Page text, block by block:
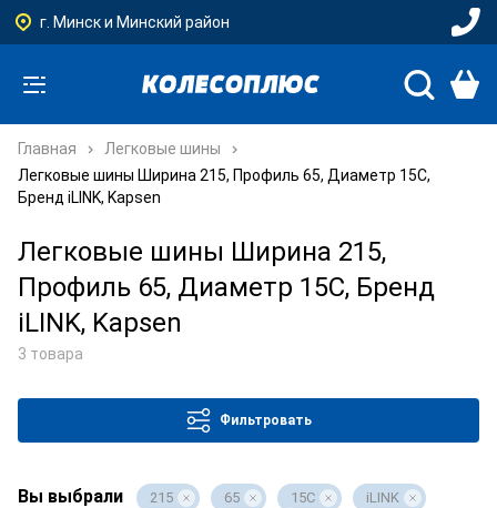
г. Минск и Минский район
Главная
Легковые шины
Легковые шины Ширина 215, Профиль 65, Диаметр 15C,
Бренд iLINK, Kapsen
Легковые шины Ширина 215,
Профиль 65, Диаметр 15C, Бренд
iLINK, Kapsen
3 товара
Фильтровать
Вы выбрали 215 65 15C iLINK